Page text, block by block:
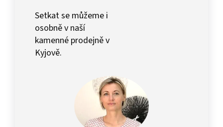
Setkat se můžeme i
osobně v naší
kamenné prodejně v
Kyjově.